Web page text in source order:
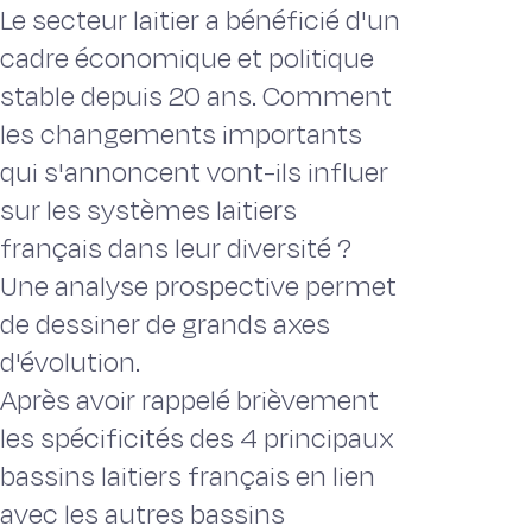
Le secteur laitier a bénéficié d'un
cadre économique et politique
stable depuis 20 ans. Comment
les changements importants
qui s'annoncent vont-ils influer
sur les systèmes laitiers
français dans leur diversité ?
Une analyse prospective permet
de dessiner de grands axes
d'évolution.
Après avoir rappelé brièvement
les spécificités des 4 principaux
bassins laitiers français en lien
avec les autres bassins